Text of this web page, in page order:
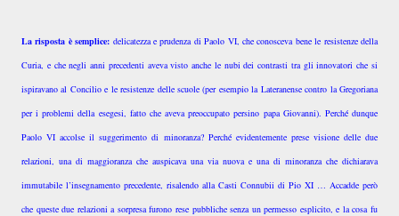
La risposta è semplice: delicatezza e prudenza di Paolo VI, che conosceva bene le resistenze della
Curia, e che negli anni precedenti aveva visto anche le nubi dei contrasti tra gli innovatori che si
ispiravano al Concilio e le resistenze delle scuole (per esempio la Lateranense contro la Gregoriana
per i problemi della esegesi, fatto che aveva preoccupato persino papa Giovanni). Perché dunque
Paolo VI accolse il suggerimento di minoranza? Perché evidentemente prese visione delle due
relazioni, una di maggioranza che auspicava una via nuova e una di minoranza che dichiarava
immutabile l’insegnamento precedente, risalendo alla Casti Connubii di Pio XI … Accadde però
che queste due relazioni a sorpresa furono rese pubbliche senza un permesso esplicito, e la cosa fu